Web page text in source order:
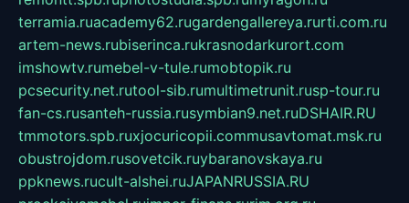
terramia.ruacademy62.rugardengallereya.rurti.com.ru
artem-news.rubiserinca.rukrasnodarkurort.com
imshowtv.rumebel-v-tule.rumobtopik.ru
pcsecurity.net.rutool-sib.rumultimetrunit.rusp-tour.ru
fan-cs.rusanteh-russia.rusymbian9.net.ruDSHAIR.RU
tmmotors.spb.ruxjocuricopii.commusavtomat.msk.ru
obustrojdom.rusovetcik.ruybaranovskaya.ru
ppknews.rucult-alshei.ruJAPANRUSSIA.RU